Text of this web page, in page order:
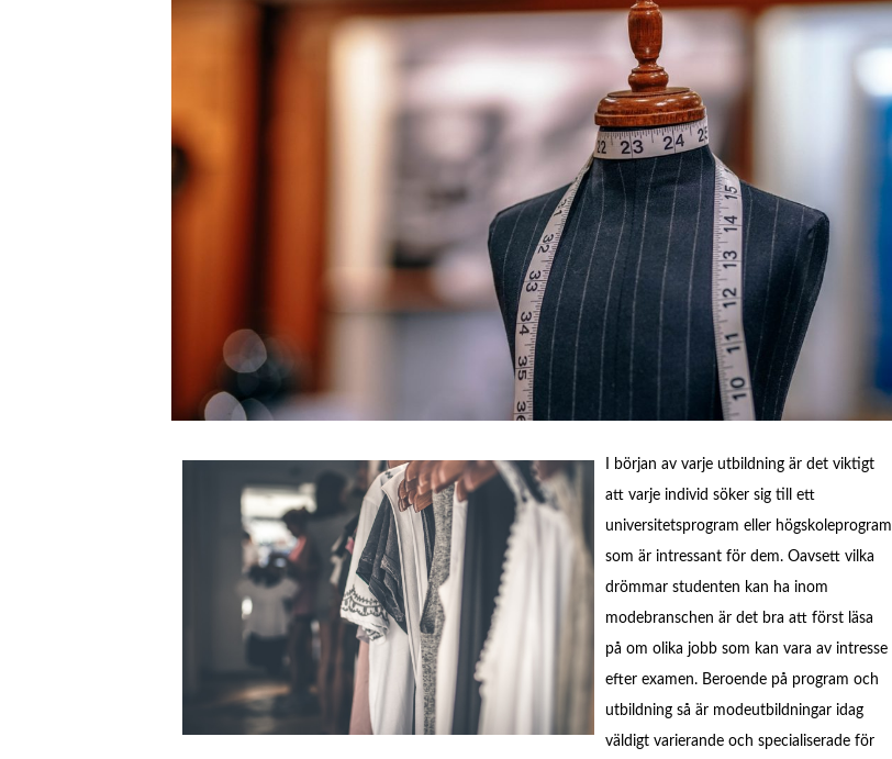
I början av varje utbildning är det viktigt
att varje individ söker sig till ett
universitetsprogram eller högskoleprogram
som är intressant för dem. Oavsett vilka
drömmar studenten kan ha inom
modebranschen är det bra att först läsa
på om olika jobb som kan vara av intresse
efter examen. Beroende på program och
utbildning så är modeutbildningar idag
väldigt varierande och specialiserade för